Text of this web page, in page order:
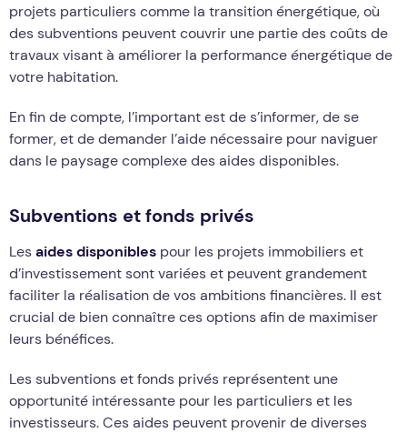
projets particuliers comme la transition énergétique, où
des subventions peuvent couvrir une partie des coûts de
travaux visant à améliorer la performance énergétique de
votre habitation.
En fin de compte, l’important est de s’informer, de se
former, et de demander l’aide nécessaire pour naviguer
dans le paysage complexe des aides disponibles.
Subventions et fonds privés
Lesaides disponibles pour les projets immobiliers et
d’investissement sont variées et peuvent grandement
faciliter la réalisation de vos ambitions financières. Il est
crucial de bien connaître ces options afin de maximiser
leurs bénéfices.
Les subventions et fonds privés représentent une
opportunité intéressante pour les particuliers et les
investisseurs. Ces aides peuvent provenir de diverses